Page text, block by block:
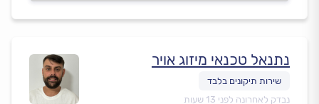
נתנאל טכנאי מיזוג אויר
נבדק לאחרונה לפני 13 שעות